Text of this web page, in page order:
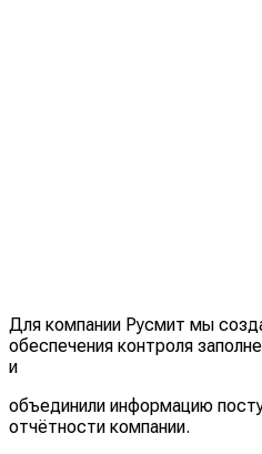
Для компании Русмит мы
обеспечения контроля
и
объединили информацию
отчётности компании.